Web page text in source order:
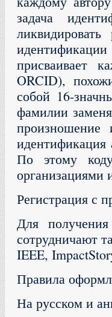
задача
присваивает
ORCID),
собой 16-
фамилии
произношение
идентификация
По этому
организациями
Регистрация с
Для
сотрудничают
IEEE,
Правила
На русском и